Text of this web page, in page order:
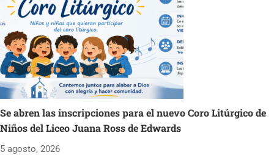
Se abren las inscripciones para el nuevo Coro Litúrgico de
Niños del Liceo Juana Ross de Edwards
5 agosto, 2026